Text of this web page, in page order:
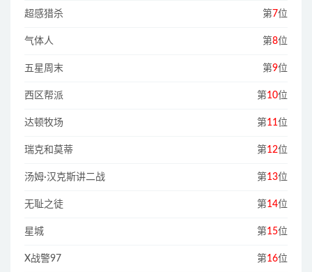
超感猎杀 第7位
气体人 第8位
五星周末 第9位
西区帮派 第10位
达顿牧场 第11位
瑞克和莫蒂 第12位
汤姆·汉克斯讲二战 第13位
无耻之徒 第14位
星城 第15位
X战警97 第16位